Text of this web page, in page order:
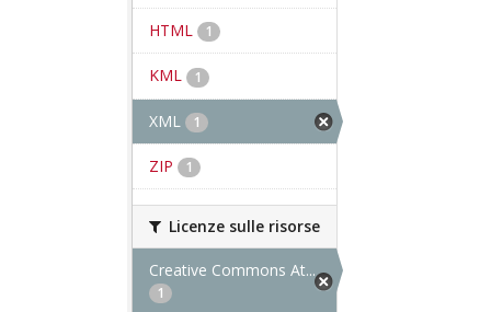
HTML 1
KML 1
XML 1
ZIP 1
Licenze sulle risorse
Creative Commons At...
1